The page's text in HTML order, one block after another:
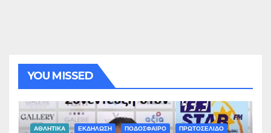
YOU MISSED
ΑΘΛΗΤΙΚΑ ΕΚΔΗΛΩΣΗ ΠΟΔΟΣΦΑΙΡΟ ΠΡΩΤΟΣΕΛΙΔΟ